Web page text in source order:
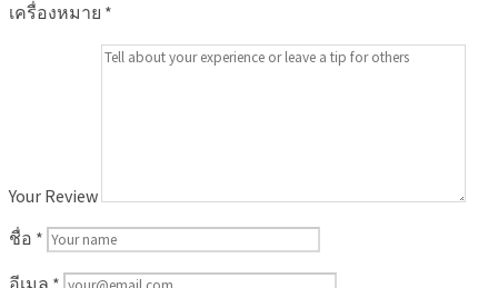
เครื่องหมาย *
Your Review
ชื่อ *